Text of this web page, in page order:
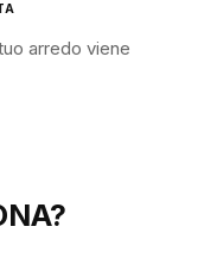
arredo viene